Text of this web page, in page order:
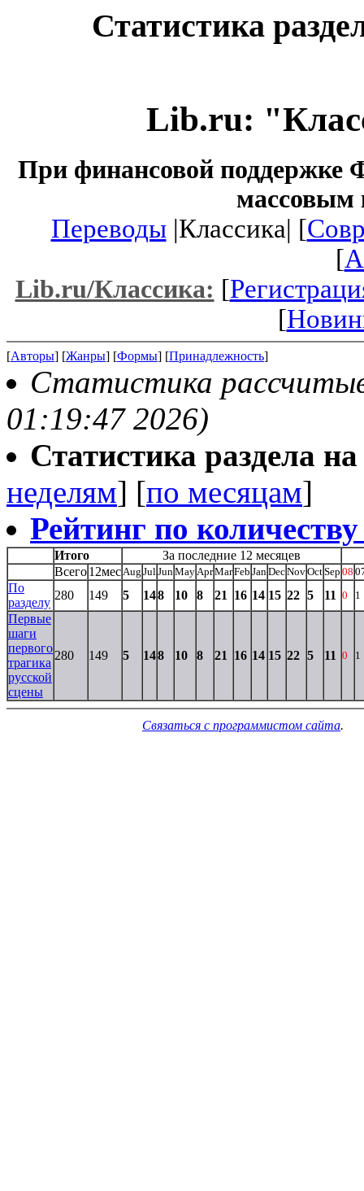
Статистика
Lib.ru:
При финансовой поддержке
массовым
Переводы|Классика| [
[
Lib.ru/Классика: [
[
[Авторы] [Жанры] [Формы] [Принадлежность]
Статистика
01:19:47 2026)
Статистика раздела
неделям] [по месяцам]
Рейтинг по
Итого
За последние 12 месяцев
Всего12мес Aug Jul Jun May AprMarFeb Jan DecNovOctSep 08
По
разделу
280 149 5 148 10 8 21 16 14 15 22 5 11 0 1
Первые
шаги
первого
трагика
русской
сцены
280 149 5 148 10 8 21 16 14 15 22 5 11 0 1
Связаться с программистом сайта.